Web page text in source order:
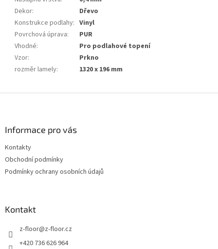
Dekor:
Dřevo
Konstrukce podlahy: Vinyl
Povrchová úprava:
PUR
Vhodné:
Pro podlahové topení
Vzor:
Prkno
rozměr lamely: 1320 x 196 mm
Informace pro vás
Kontakty
Obchodní podmínky
Podmínky ochrany osobních údajů
Kontakt
z-floor@z-floor.cz
+420 736 626 964